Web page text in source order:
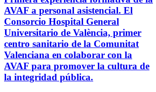
AVAF a personal asistencial. El
Consorcio Hospital General
Universitario de València, primer
centro sanitario de la Comunitat
Valenciana en colaborar con la
AVAF para promover la cultura de
la integridad pública.